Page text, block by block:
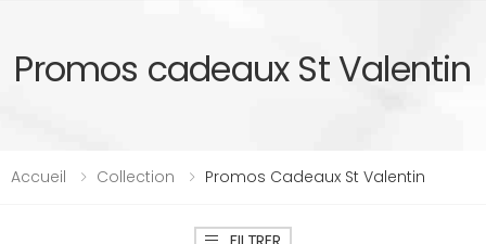
Promos cadeaux St Valentin
Accueil Collection Promos Cadeaux St Valentin